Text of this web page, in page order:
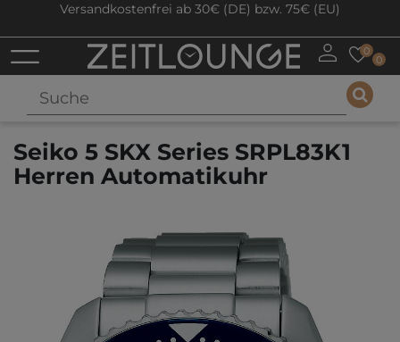
Versandkostenfrei ab 30€ (DE) bzw. 75€ (EU)
0
0
Seiko 5 SKX Series SRPL83K1
Herren Automatikuhr